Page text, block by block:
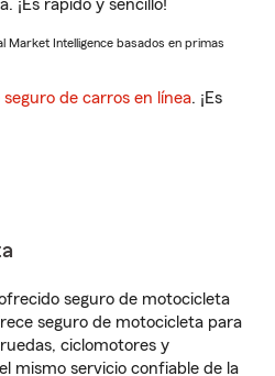
¡Es rápido y sencillo!
Market Intelligence basados en primas
de carros en línea. ¡Es
seguro de motocicleta
seguro de motocicleta para
ciclomotores y
mismo servicio confiable de la